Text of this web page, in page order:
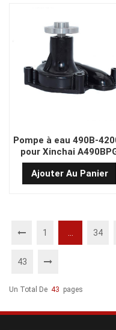
Pompe à eau 490B-
pour Xinchai
A495BPG MOTEUR
Ajouter Au Panier
1 ... 34
43
Un Total De 43 Pages